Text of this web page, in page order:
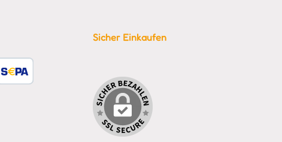
Benutzerdefiniertes Bild 1
Sicher Einkaufen